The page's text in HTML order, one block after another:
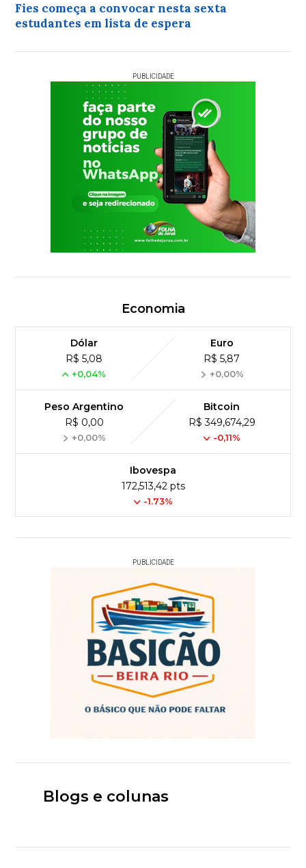
Fies começa a convocar nesta sexta
estudantes em lista de espera
PUBLICIDADE
Economia
Dólar
R$ 5,08
+0,04%
Euro
R$ 5,87
+0,00%
Peso Argentino
R$ 0,00
+0,00%
Bitcoin
R$ 349,674,29
-0,11%
Ibovespa
172,513,42 pts
-1.73%
PUBLICIDADE
Blogs e colunas